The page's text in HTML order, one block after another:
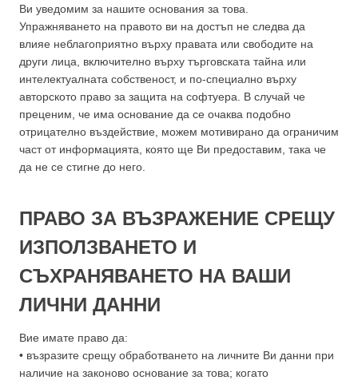
Ви уведомим за нашите основания за това.
Упражняването на правото ви на достъп не следва да
влияе неблагоприятно върху правата или свободите на
други лица, включително върху търговската тайна или
интелектуалната собственост, и по-специално върху
авторското право за защита на софтуера. В случай че
преценим, че има основание да се очаква подобно
отрицателно въздействие, можем мотивирано да ограничим
част от информацията, която ще Ви предоставим, така че
да не се стигне до него.
ПРАВО ЗА ВЪЗРАЖЕНИЕ СРЕЩУ
ИЗПОЛЗВАНЕТО И
СЪХРАНЯВАНЕТО НА ВАШИ
ЛИЧНИ ДАННИ
Вие имате право да:
• възразите срещу обработването на личните Ви данни при
наличие на законово основание за това; когато